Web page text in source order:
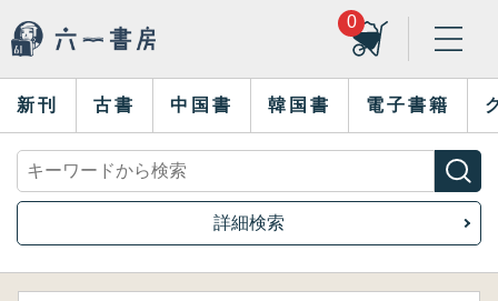
0
新刊 古書 中国書 韓国書 電子書籍
詳細検索